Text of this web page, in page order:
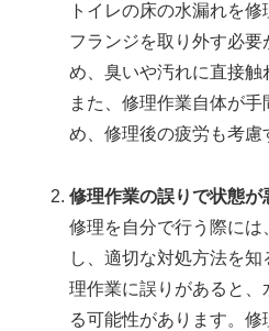
トイレの床の水漏れを
フランジを取り外す必要
め、臭いや汚れに直接触
また、修理作業自体が
め、修理後の疲労も考慮
修理作業の誤りで状態が
修理を自分で行う際には
し、適切な対処方法を
理作業に誤りがあると、
る可能性があります。